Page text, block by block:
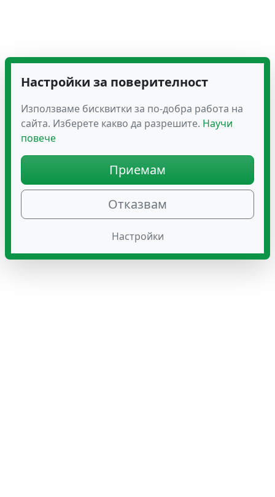
Настройки за поверителност
Използваме бисквитки за по-добра работа на
сайта. Изберете какво да разрешите. Научи
повече
Приемам
Отказвам
Настройки